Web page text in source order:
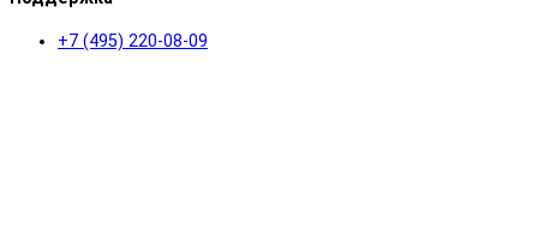
+7 (495) 220-08-09